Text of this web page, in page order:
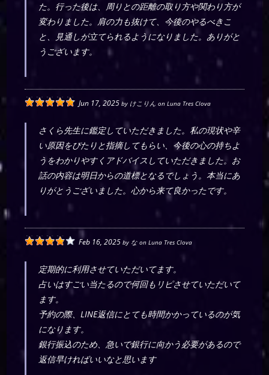
た。行った後は、周りとの距離の取り方や関わり方が
変わりました。肩の力も抜けて、今後のやるべきこ
と、見通しが立てられるようになりました。ありがと
うございます。
Jun 17, 2025 by けこりん onLuna Tres Clova
さくら先生に鑑定していただきました。私の現状や辛
い原因をぴたりと指摘してもらい、今後の心の持ちよ
うをわかりやすくアドバイスしていただきました。お
話の内容は明日からの道標となるでしょう。本当にあ
りがとうございました。心から来て良かったです。
Feb 16, 2025 by な onLuna Tres Clova
定期的に利用させていただいてます。
占いはすごい当たるので何回もリピさせていただいて
ます。
予約の際、LINE返信にとても時間かかっているのが気
になります。
銀行振込のため、急いで銀行に向かう必要があるので
返信早ければいいなと思います